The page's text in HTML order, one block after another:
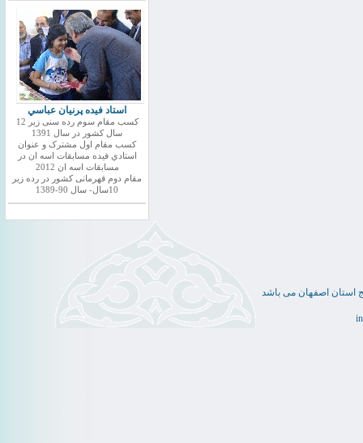
استاد فيده پرنيان عباسي
کسب مقام سوم رده سنی زیر 12
سال کشور در سال 1391
کسب مقام اول مشترک و عنوان
استادي فيده مسابقات اسه ان در
مسابقات اسه ان 2012
مقام دوم قهرمانی کشور در رده زیر
10سال- سال 90-1389
استان اصفهان می باشد